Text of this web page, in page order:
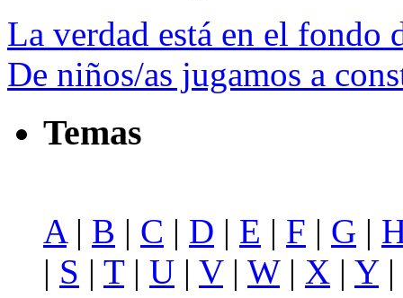
La verdad está en el fondo
De niños/as jugamos a
Temas
A | B | C | D | E | F | G |
| S | T| U | V| W| X | Y|